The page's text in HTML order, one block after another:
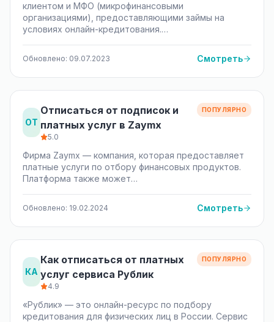
клиентом и МФО (микрофинансовыми
организациями), предоставляющими займы на
условиях онлайн-кредитования.…
Обновлено: 09.07.2023 Смотреть
ОТ
Отписаться от подписок и
платных услуг в Zaymx
5.0
ПОПУЛЯРНО
Фирма Zaymx — компания, которая предоставляет
платные услуги по отбору финансовых продуктов.
Платформа также может…
Обновлено: 19.02.2024 Смотреть
КА
Как отписаться от платных
услуг сервиса Рублик
4.9
ПОПУЛЯРНО
«Рублик» — это онлайн-ресурс по подбору
кредитования для физических лиц в России. Сервис